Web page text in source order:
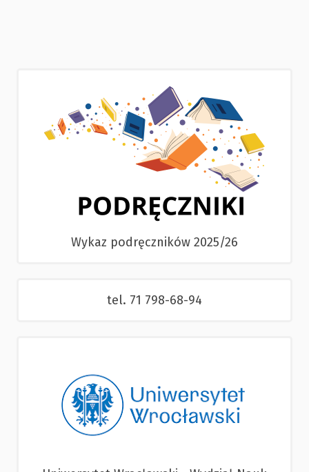
Wykaz podręczników 2025/26
tel. 71 798-68-94